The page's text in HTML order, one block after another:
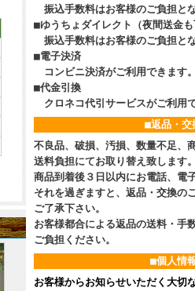
振込手数料はお客様のご負担と
■ゆうちょダイレクト（夜間送金
振込手数料はお客様のご負担と
■電子決済
コンビニ決済がご利用できます
■代金引換
クロネコ代引サービスがご利用
■返品・交
不良品、破損、汚損、数量不足、
送料負担にてお取り替え致します
商品到着後３日以内にお電話、電
それを過ぎますと、返品・交換の
ご了承下さい。
お客様都合による返品の送料・手
ご負担ください。
■個人情
お客様からお知らせいただく大切